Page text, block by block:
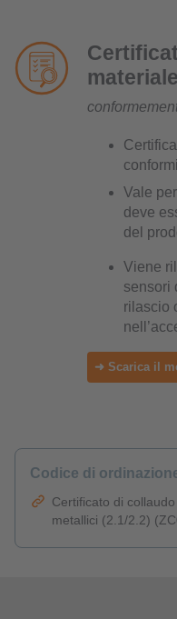
Vale
deve
del
Viene
sensori
rilascio
➜ Scarica il
Codice di
Certificato di
metallici (2.1/2.2)